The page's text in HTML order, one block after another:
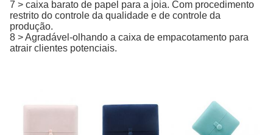
7 > caixa barato de papel para a joia. Com procedimento
restrito do controle da qualidade e de controle da
produção.
8 > Agradável-olhando a caixa de empacotamento para
atrair clientes potenciais.